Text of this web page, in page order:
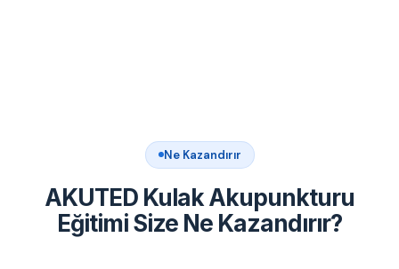
Ne Kazandırır
AKUTED Kulak Akupunkturu
Eğitimi Size Ne Kazandırır?